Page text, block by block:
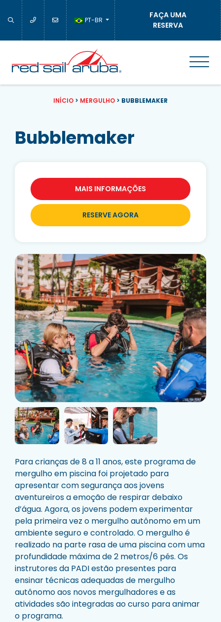
PT-BR
FAÇA UMA
RESERVA
INÍCIO > MERGULHO > BUBBLEMAKER
Bubblemaker
Para crianças de 8 a 11 anos, este programa de
mergulho em piscina foi projetado para
apresentar com segurança aos jovens
aventureiros a emoção de respirar debaixo
d’água. Agora, os jovens podem experimentar
pela primeira vez o mergulho autônomo em um
ambiente seguro e controlado. O mergulho é
realizado na parte rasa de uma piscina com uma
profundidade máxima de 2 metros/6 pés. Os
instrutores da PADI estão presentes para
ensinar técnicas adequadas de mergulho
autônomo aos novos mergulhadores e as
atividades são integradas ao curso para animar
o programa.
MAIS INFORMAÇÕES
RESERVE AGORA